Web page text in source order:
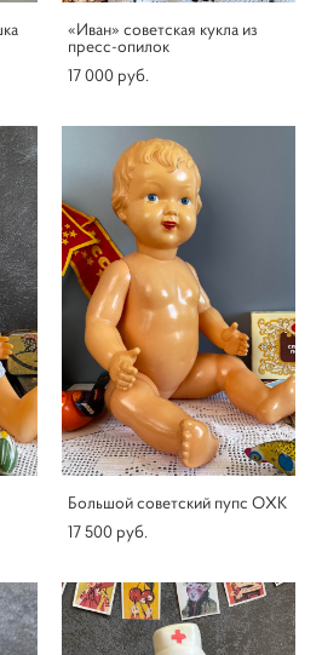
«Иван» советская кукла из
пресс-опилок
17 000 pуб.
Большой советский пупс ОХК
17 500 pуб.